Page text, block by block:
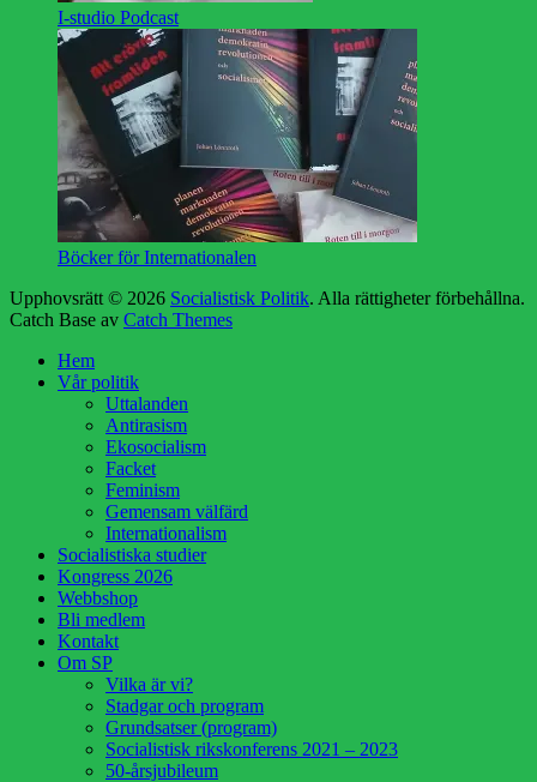
I-studio Podcast
Böcker för Internationalen
Upphovsrätt © 2026 Socialistisk Politik. Alla rättigheter förbehållna.
Catch Base av Catch Themes
Hem
Vår politik
Uttalanden
Antirasism
Ekosocialism
Facket
Feminism
Gemensam välfärd
Internationalism
Socialistiska studier
Kongress 2026
Webbshop
Bli medlem
Kontakt
Om SP
Vilka är vi?
Stadgar och program
Grundsatser (program)
Socialistisk rikskonferens 2021 – 2023
50-årsjubileum